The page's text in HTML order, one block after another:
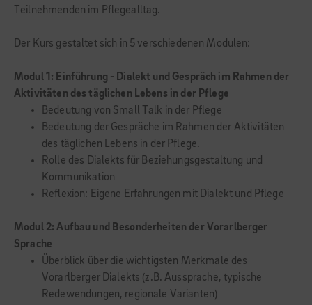
Teilnehmenden im Pflegealltag.
Der Kurs gestaltet sich in 5 verschiedenen Modulen:
Modul 1: Einführung - Dialekt und Gespräch im Rahmen der
Aktivitäten des täglichen Lebens in der Pflege
Bedeutung von Small Talk in der Pflege
Bedeutung der Gespräche im Rahmen der Aktivitäten
des täglichen Lebens in der Pflege.
Rolle des Dialekts für Beziehungsgestaltung und
Kommunikation
Reflexion: Eigene Erfahrungen mit Dialekt und Pflege
Modul 2: Aufbau und Besonderheiten der Vorarlberger
Sprache
Überblick über die wichtigsten Merkmale des
Vorarlberger Dialekts (z.B. Aussprache, typische
Redewendungen, regionale Varianten)